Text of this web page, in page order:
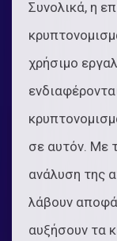
Συνολικά, η
χρήσιμο
σε αυτόν. Με
ανάλυση της
λάβουν
αυξήσουν τα